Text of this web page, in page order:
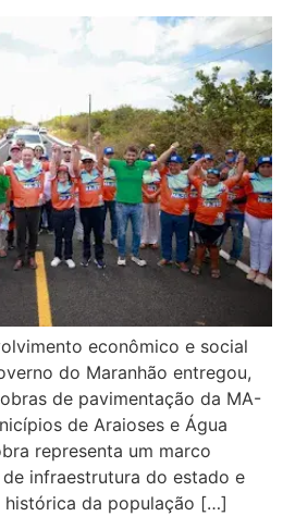
econômico e social
do Maranhão entregou,
de pavimentação da MA-
de Araioses e Água
representa um marco
infraestrutura do estado e
histórica da população […]